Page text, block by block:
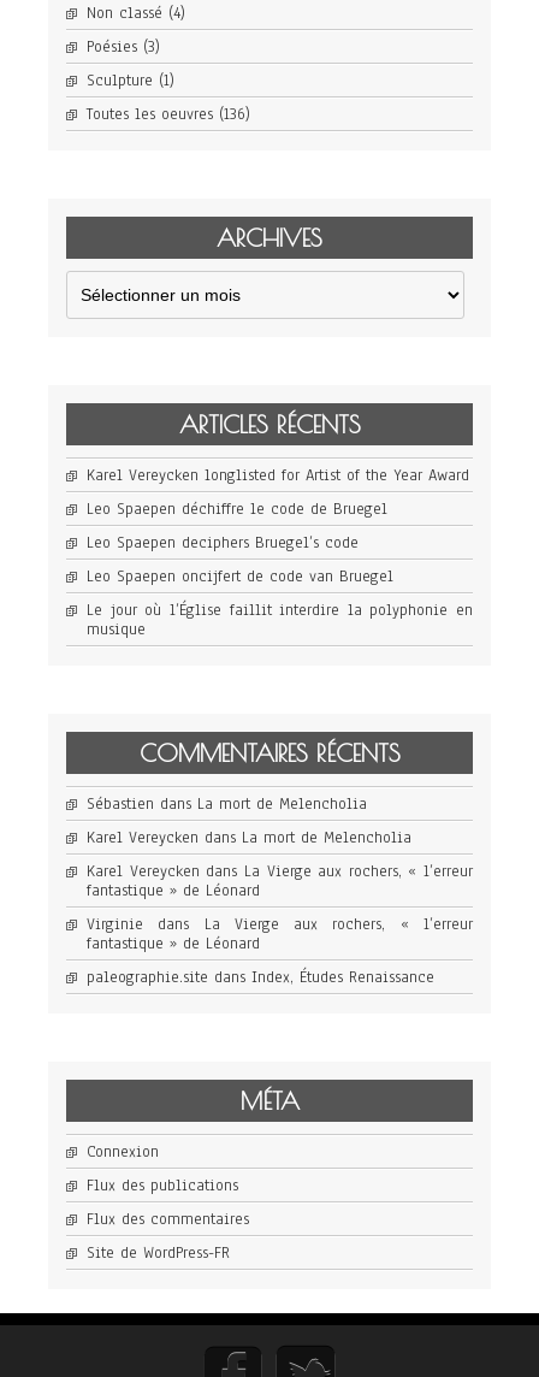
Non classé (4)
Poésies (3)
Sculpture (1)
Toutes les oeuvres (136)
ARCHIVES
Archives
ARTICLES RÉCENTS
Karel Vereycken longlisted for Artist of the Year Award
Leo Spaepen déchiffre le code de Bruegel
Leo Spaepen deciphers Bruegel’s code
Leo Spaepen oncijfert de code van Bruegel
Le jour où l’Église faillit interdire la polyphonie en
musique
COMMENTAIRES RÉCENTS
Sébastien dans La mort de Melencholia
Karel Vereycken dans La mort de Melencholia
Karel Vereycken dans La Vierge aux rochers, « l’erreur
fantastique » de Léonard
Virginie dans La Vierge aux rochers, « l’erreur
fantastique » de Léonard
paleographie.site dans Index, Études Renaissance
MÉTA
Connexion
Flux des publications
Flux des commentaires
Site de WordPress-FR